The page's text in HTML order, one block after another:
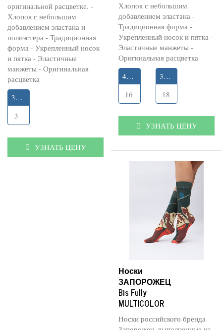
оригинальной расцветке. -
Хлопок с небольшим
добавлением эластана и
полиэстера - Традиционная
форма - Укрепленный носок
и пятка - Эластичные
манжеты - Оригинальная
расцветка
36-40
3
УЗНАТЬ ЦЕНУ
Хлопок с небольшим
добавлением эластана -
Традиционная форма -
Укрепленный носок и пятка -
Эластичные манжеты -
Оригинальная расцветка
40-43
16
36-39
18
УЗНАТЬ ЦЕНУ
Носки
ЗАПОРОЖЕЦ
Bis Fully
MULTICOLOR
Носки российского бренда